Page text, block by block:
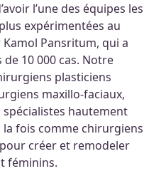
l’une des équipes les
expérimentées au
Pansritum, qui a
de 10 000 cas. Notre
plasticiens
maxillo-faciaux,
spécialistes hautement
fois comme chirurgiens
créer et remodeler
féminins.